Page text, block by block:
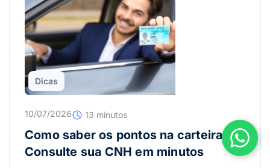
Dicas
10/07/2026 13 minutos
Como saber os pontos na carteira?
Consulte sua CNH em minutos